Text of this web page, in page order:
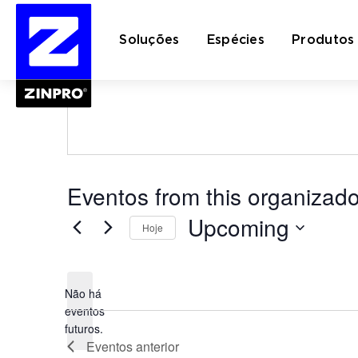
Soluções Espécies Produtos
Zach Rambo
" All Eventos
Eventos from this
Notice
Não há
eventos
futuros.
Hoje Upcoming
Eventosanterior